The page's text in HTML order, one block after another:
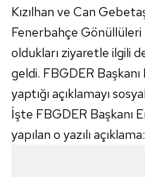
Kızılhan ve Can
Fenerbahçe Gönüllüleri
oldukları ziyaretle ilgili
geldi. FBGDER Başkanı
yaptığı açıklamayı
İşte FBGDER Başkanı
yapılan o yazılı açıklama: